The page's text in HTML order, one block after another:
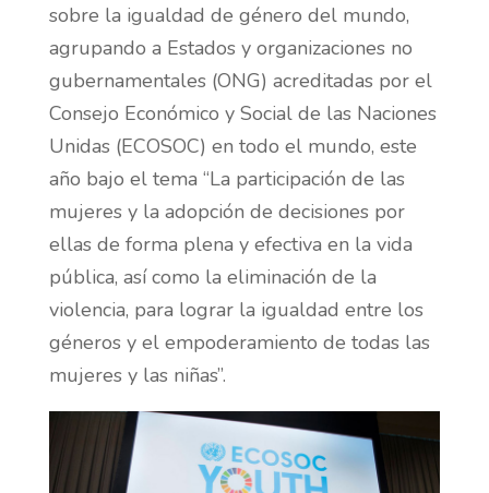
sobre la igualdad de género del mundo,
agrupando a Estados y organizaciones no
gubernamentales (ONG) acreditadas por el
Consejo Económico y Social de las Naciones
Unidas (ECOSOC) en todo el mundo, este
año bajo el tema “La participación de las
mujeres y la adopción de decisiones por
ellas de forma plena y efectiva en la vida
pública, así como la eliminación de la
violencia, para lograr la igualdad entre los
géneros y el empoderamiento de todas las
mujeres y las niñas”.